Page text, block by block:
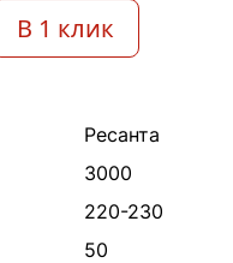
В 1 клик
Ресанта
3000
220-230
50